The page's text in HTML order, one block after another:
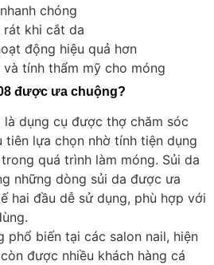
chóng
rát khi cắt da
động hiệu quả hơn
tính thẩm mỹ cho móng
được ưa chuộng?
là dụng cụ được thợ chăm sóc
tiên lựa chọn nhờ tính tiện dụng
quá trình làm móng. Sủi da
những dòng sủi da được ưa
hai đầu dễ sử dụng, phù hợp với
phổ biến tại các salon nail, hiện
được nhiều khách hàng cá